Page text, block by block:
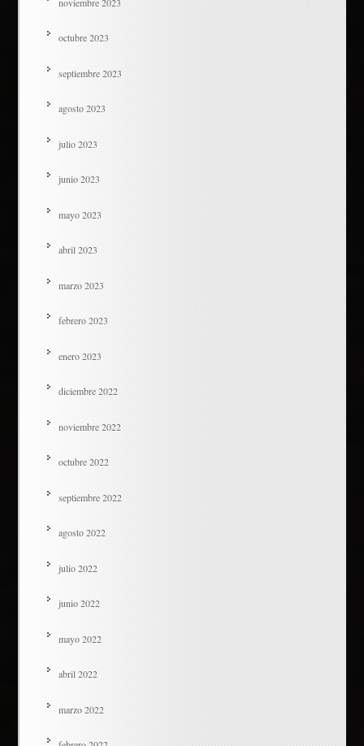
octubre 2023
septiembre 2023
agosto 2023
julio 2023
junio 2023
mayo 2023
abril 2023
marzo 2023
febrero 2023
enero 2023
diciembre 2022
noviembre 2022
octubre 2022
septiembre 2022
agosto 2022
julio 2022
junio 2022
mayo 2022
abril 2022
marzo 2022